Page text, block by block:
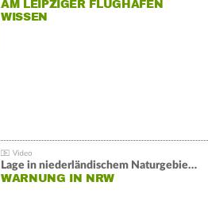
AM LEIPZIGER FLUGHAFEN
WISSEN
Lage in niederländischem Naturgebiet stabil
WARNUNG IN NRW